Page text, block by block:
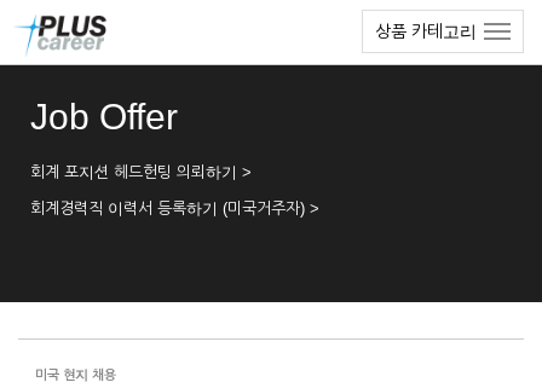
상품 카테고리
Job Offer
회계 포지션 헤드헌팅 의뢰하기 >
회계경력직 이력서 등록하기 (미국거주자) >
미국 현지 채용